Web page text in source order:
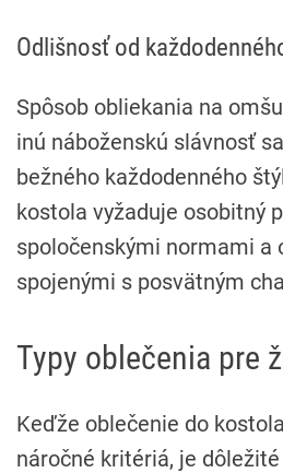
Odlišnosť od
Spôsob obliekania na
inú náboženskú slávnosť
bežného každodenného
kostola vyžaduje osobitný
spoločenskými normami a
spojenými s posvätným
Typy oblečenia pre
Keďže oblečenie do
náročné kritériá, je